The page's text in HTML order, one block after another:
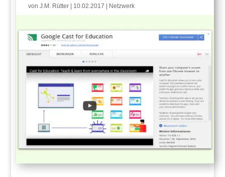
vonJ.M. Rütter 10.02.2017 Netzwerk